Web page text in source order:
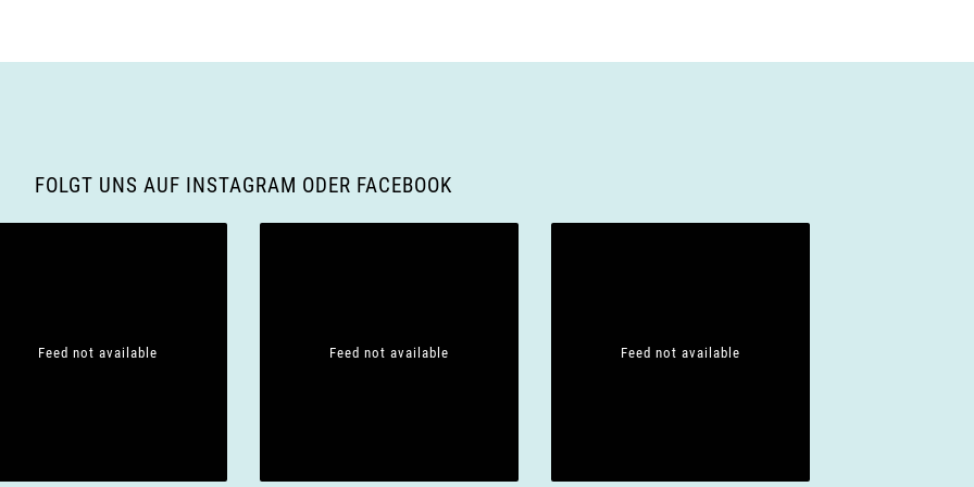
FOLGT UNS AUF INSTAGRAM ODER FACEBOOK
Feed not available Feed not available Feed not available